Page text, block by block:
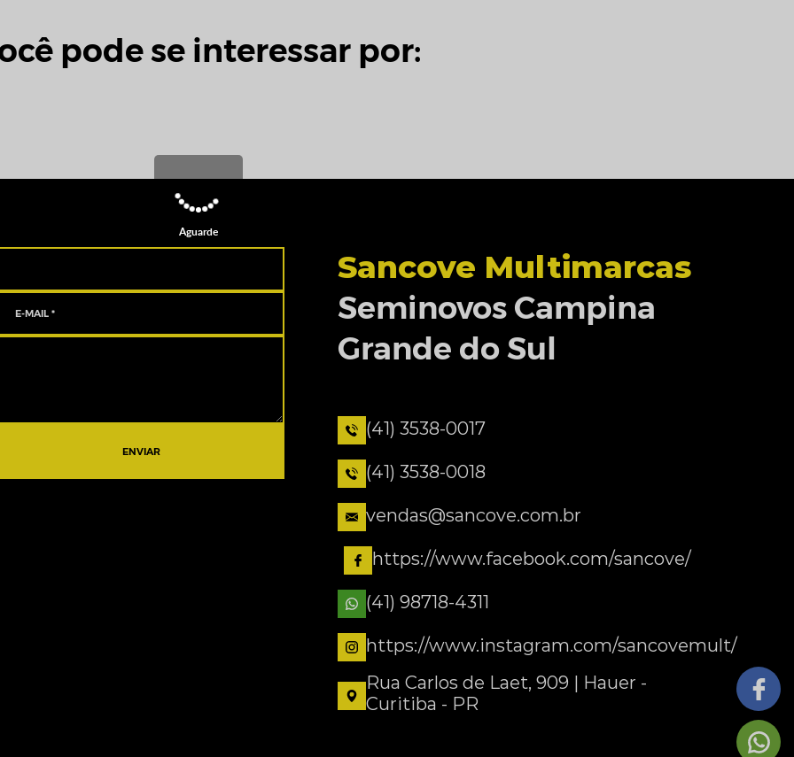
pode se interessar por:
ENVIAR
Sancove Multimarcas
Seminovos Campina
Grande do Sul
(41) 3538-0017
(41) 3538-0018
vendas@sancove.com.br
https://www.facebook.com/sancove/
(41) 98718-4311
https://www.instagram.com/sancovemult/
Rua Carlos de Laet, 909 | Hauer -
Curitiba - PR
Aguarde